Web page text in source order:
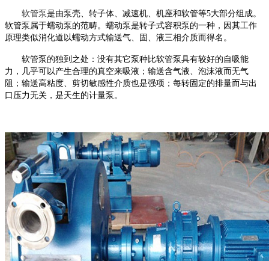
软管泵是由泵壳、转子体、减速机、机座和软管等5大部分组成。
软管泵 属于蠕动泵的范畴。蠕动泵是转子式容积泵的一种，因其工作
原理类似消化道以蠕动方式输送气、固、液三相介质而得名。
软管泵 的独到之处：没有其它泵种比软管泵具有较好的自吸能
力，几乎可以产生合理的真空来吸液；输送含气液、泡沫液而无气
阻；输送高粘度、剪切敏感性介质也是强项；每转固定的排量而与出
口压力无关，是天生的计量泵。